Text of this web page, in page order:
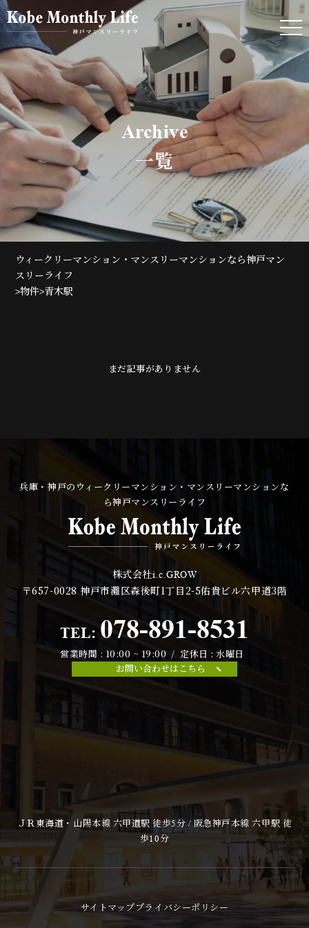
Archive
一覧
ウィークリーマンション・マンスリーマンションなら神戸マン
スリーライフ
>物件>青木駅
まだ記事がありません
兵庫・神戸のウィークリーマンション・マンスリーマンションな
ら神戸マンスリーライフ
株式会社i.c.GROW
〒657-0028神戸市灘区森後町1丁目2-5佑貴ビル六甲道3階
TEL: 078-891-8531
営業時間 : 10:00 ~ 19:00 / 定休日 : 水曜日
お問い合わせはこちら
ＪＲ東海道・山陽本線 六甲道駅 徒歩5分 / 阪急神戸本線 六甲駅 徒
歩10分
サイトマップ プライバシーポリシー